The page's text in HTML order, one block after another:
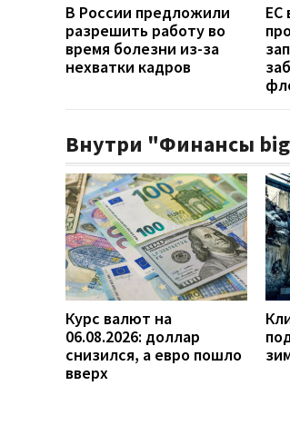
В России предложили
разрешить работу во
время болезни из-за
нехватки кадров
ЕС
Внутри "Финансы
Курс валют на
06.08.2026: доллар
снизился, а евро пошло
вверх